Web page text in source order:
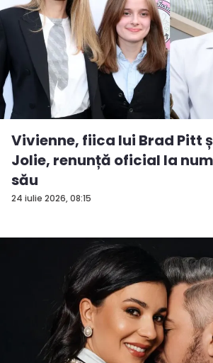
24 iulie 2026, 08:15
Vivienne, fiica lui Brad Pitt
Jolie, renunță oficial la
său